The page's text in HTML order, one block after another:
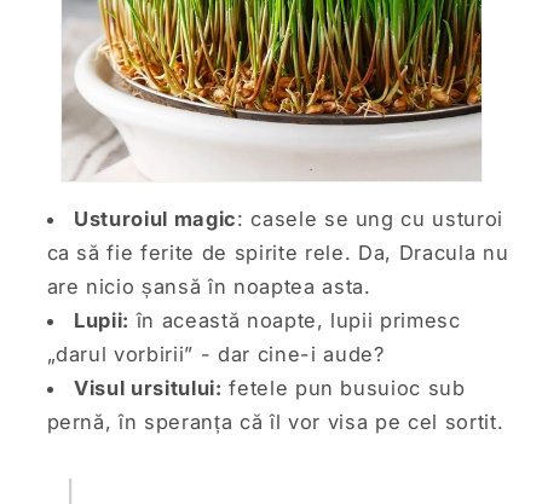
Usturoiul magic: casele se ung cu usturoi
ca să fie ferite de spirite rele. Da, Dracula nu
are nicio șansă în noaptea asta.
Lupii: în această noapte, lupii primesc
„darul vorbirii” - dar cine-i aude?
Visul ursitului: fetele pun busuioc sub
pernă, în speranța că îl vor visa pe cel sortit.